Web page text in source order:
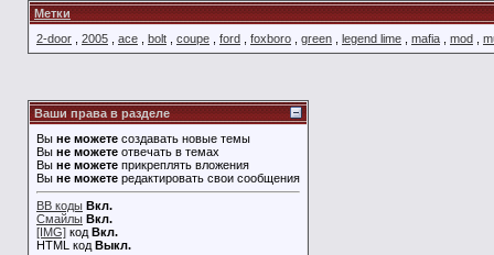
Метки
2-door
2005 ace bolt coupe ford foxboro green legend lime mafia mod
Ваши права в разделе
Вы не можете создавать новые темы
Вы не можете отвечать в темах
Вы не можете прикреплять вложения
Вы не можете редактировать свои сообщения
BB коды Вкл.
Смайлы Вкл.
[IMG] код Вкл.
HTML код Выкл.